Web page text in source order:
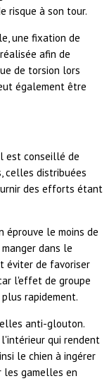
risque à son tour.
une fixation de
afin de
de torsion lors
également être
est conseillé de
celles distribuées
des efforts étant
le moins de
dans le
éviter de favoriser
l'effet de groupe
rapidement.
anti-glouton.
qui rendent
le chien à ingérer
les gamelles en